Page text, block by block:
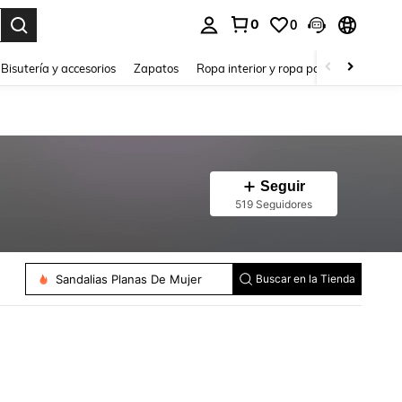
0 0
Bisutería y accesorios Zapatos Ropa interior y ropa para dormir
Seguir
519 Seguidores
Sandalias Planas De Mujer Buscar en la Tienda